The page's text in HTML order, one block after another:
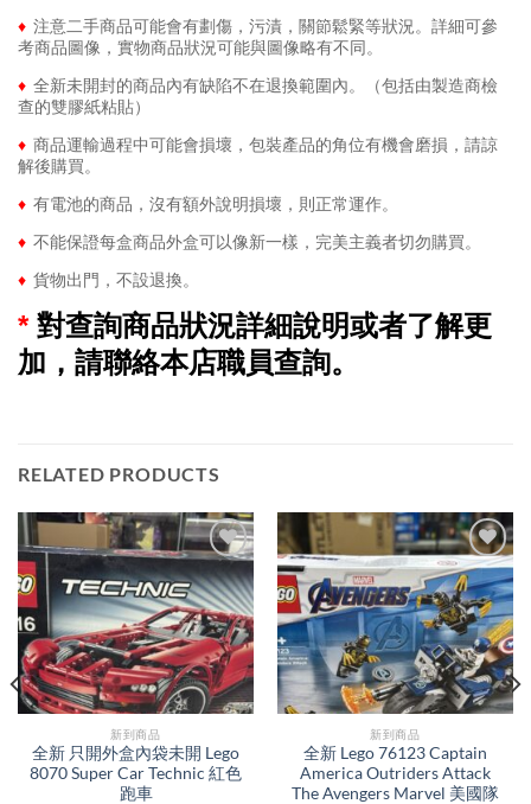
♦ 注意二手商品可能會有劃傷，污漬，關節鬆緊等狀況。詳細可參
考商品圖像，實物商品狀況可能與圖像略有不同。
♦ 全新未開封的商品內有缺陷不在退換範圍內。（包括由製造商檢
查的雙膠紙粘貼）
♦ 商品運輸過程中可能會損壞，包裝產品的角位有機會磨損，請諒
解後購買。
♦ 有電池的商品，沒有額外說明損壞，則正常運作。
♦ 不能保證每盒商品外盒可以像新一樣，完美主義者切勿購買。
♦ 貨物出門，不設退換。
* 對查詢商品狀況詳細說明或者了解更
加，請聯絡本店職員查詢。
RELATED PRODUCTS
新到商品​
全新 只開外盒內袋未開 Lego
8070 Super Car Technic 紅色
跑車
新到商品​
全新 Lego 76123 Captain
America Outriders Attack
The Avengers Marvel 美國隊